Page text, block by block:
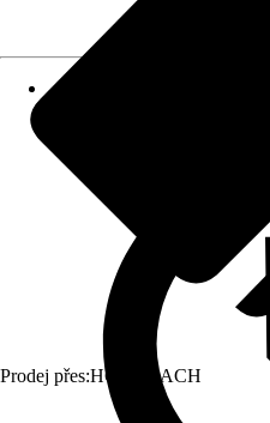
Prodej přes:HORNBACH